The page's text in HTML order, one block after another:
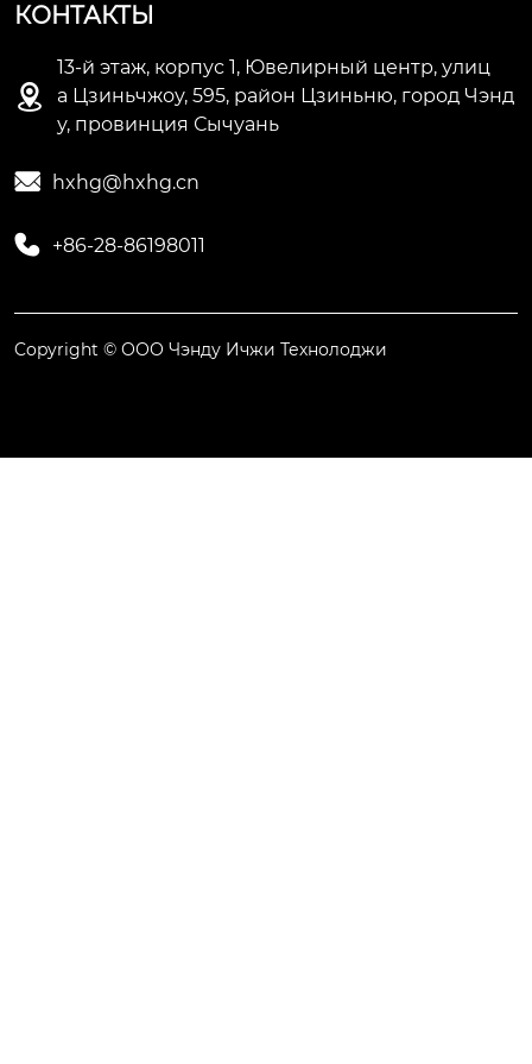
КОНТАКТЫ

13-й этаж, корпус 1, Ювелирный центр, улиц
а Цзиньчжоу, 595, район Цзиньню, город Чэнд
у, провинция Сычуань
 hxhg@hxhg.cn
 +86-28-86198011
Copyright © ООО Чэнду Ичжи Технолоджи